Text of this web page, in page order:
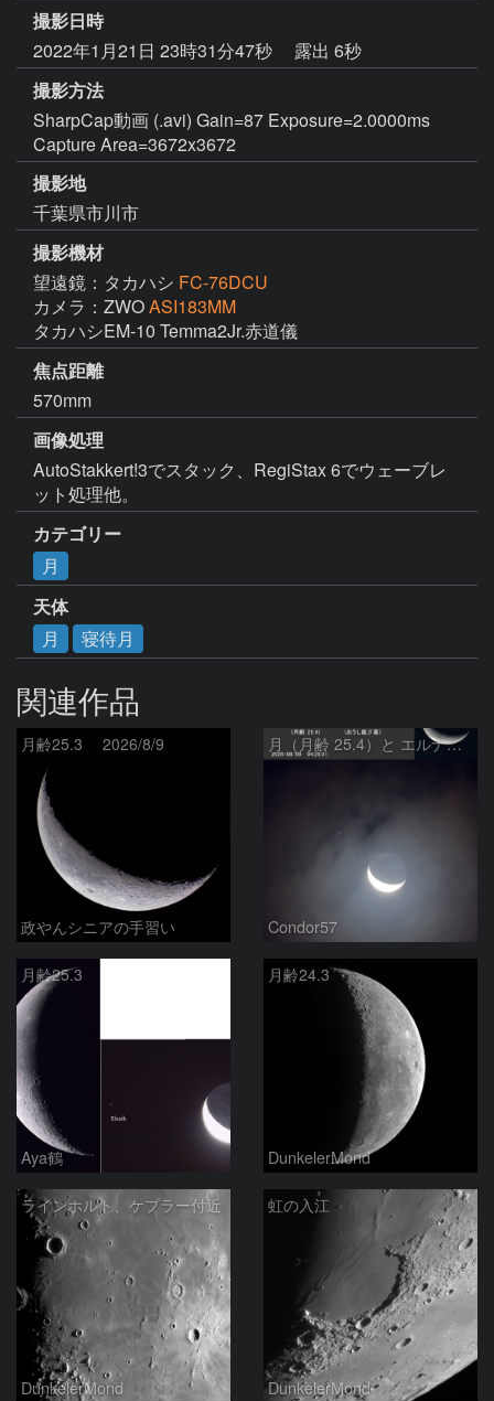
撮影日時
2022年1月21日 23時31分47秒
露出 6秒
撮影方法
SharpCap動画 (.avi) Gain=87 Exposure=2.0000ms
Capture Area=3672x3672
撮影地
千葉県市川市
撮影機材
望遠鏡：タカハシ FC-76DCU
カメラ：ZWOASI183MM
タカハシEM-10 Temma2Jr.赤道儀
焦点距離
570mm
画像処理
AutoStakkert!3でスタック、RegiStax 6でウェーブレ
ット処理他。
カテゴリー
月
天体
月
寝待月
関連作品
月齢25.3 2026/8/9
政やんシニアの手習い
月（月齢 25.4）と エルナト（おうし座β星）
Condor57
月齢25.3
Aya鶴
月齢24.3
DunkelerMond
ラインホルト、ケプラー付近
DunkelerMond
虹の入江
DunkelerMond